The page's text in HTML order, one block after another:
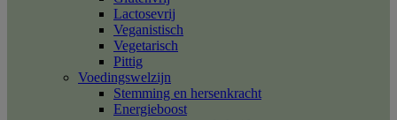
Lactosevrij
Veganistisch
Vegetarisch
Pittig
Voedingswelzijn
Stemming en hersenkracht
Energieboost